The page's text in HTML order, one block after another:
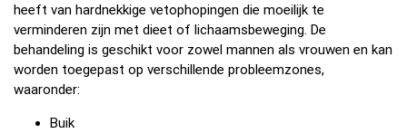
heeft van hardnekkige vetophopingen die moeilijk te
verminderen zijn met dieet of lichaamsbeweging. De
behandeling is geschikt voor zowel mannen als vrouwen en kan
worden toegepast op verschillende probleemzones,
waaronder:
Buik